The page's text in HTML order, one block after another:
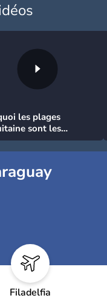
les plages
sont les
pour surfer
Filadelfia